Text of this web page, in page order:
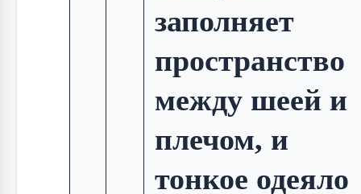
заполняет
пространство
между шеей и
плечом, и
тонкое одеяло